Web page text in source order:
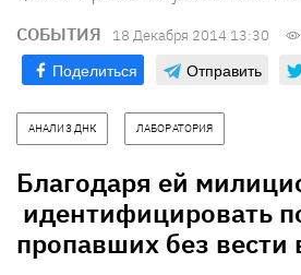
СОБЫТИЯ 18 Декабря 2014 13:30
Поделиться Отправить
АНАЛИЗ ДНК ЛАБОРАТОРИЯ
Благодаря ей
идентифицировать
пропавших без вести